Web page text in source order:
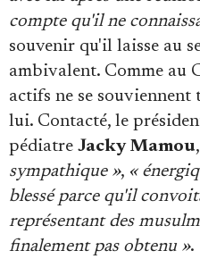
compte qu'il ne
souvenir qu'il laisse au
ambivalent. Comme au
actifs ne se
lui. Contacté, le
pédiatre Jacky Mamou
sympathique », «
blessé parce qu'il
représentant des
finalement pas obtenu ».